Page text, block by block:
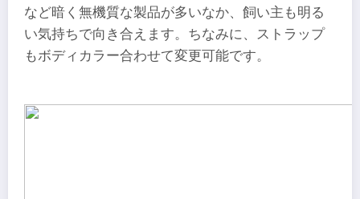
など暗く無機質な製品が多いなか、飼い主も明る
い気持ちで向き合えます。ちなみに、ストラップ
もボディカラー合わせて変更可能です。